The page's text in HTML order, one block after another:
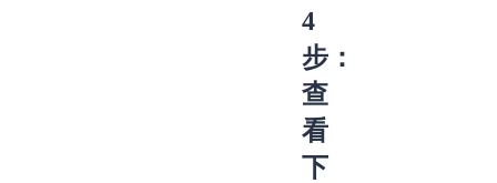
4
步：
查
看
下